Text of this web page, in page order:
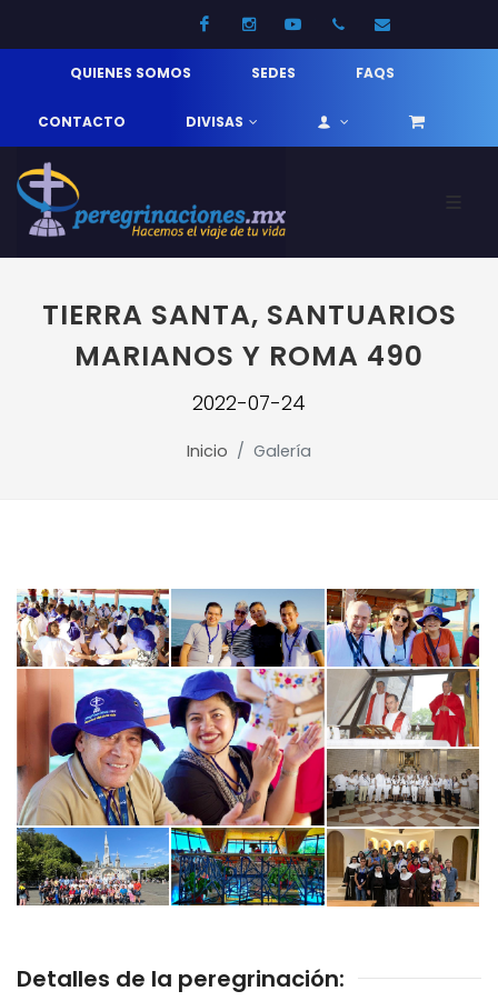
FacebookInstagramYoutube52 33 31210744
QUIENES SOMOS SEDES FAQS
CONTACTO DIVISAS
TIERRA SANTA, SANTUARIOS
MARIANOS Y ROMA 490
2022-07-24
Inicio Galería
Detalles de la peregrinación: